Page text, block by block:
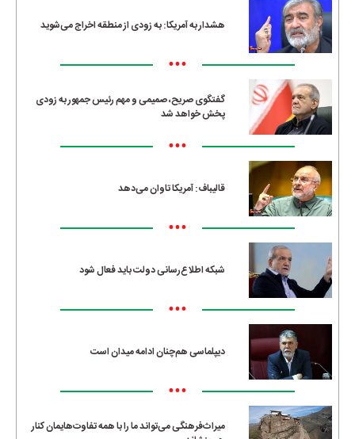
هشدار به آمریکا: به زودی از منطقه اخراج می‌شوید
•••
گفتگوی صریح، صمیمی و مهم رئیس جمهور به زودی
پخش خواهد شد
•••
قالیباف: آمریکا تاوان می‌دهد
•••
شبکه اطلاع‌رسانی دولت باید فعال شود
•••
دیپلماسی هم‌چنان ادامه میدان است
•••
میراث‌فرهنگی می‌تواند ما را با همه تفاوت‌هایمان کنار